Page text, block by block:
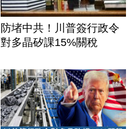
防堵中共！川普簽行政令
對多晶矽課15%關稅